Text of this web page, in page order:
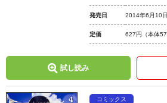
発売日 2014年6月10
定価 627円 （本体
試し読み
コミックス